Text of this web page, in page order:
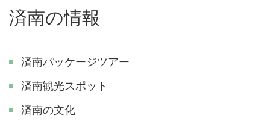
済南の情報
済南パッケージツアー
済南観光スポット
済南の文化